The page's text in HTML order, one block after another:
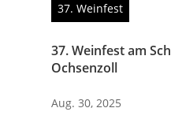
37. Weinfest
37. Weinfest am
Ochsenzoll
Aug. 30, 2025